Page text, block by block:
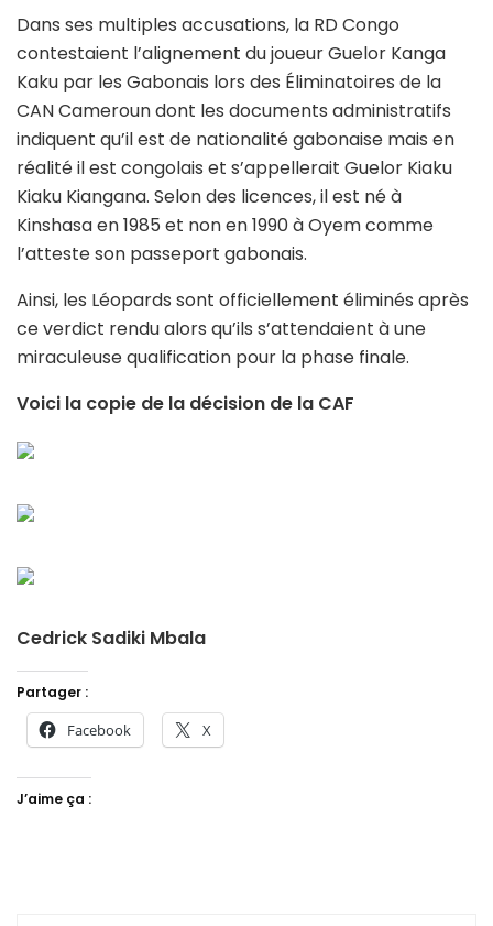
Dans ses multiples accusations, la RD Congo
contestaient l’alignement du joueur Guelor Kanga
Kaku par les Gabonais lors des Éliminatoires de la
CAN Cameroun dont les documents administratifs
indiquent qu’il est de nationalité gabonaise mais en
réalité il est congolais et s’appellerait Guelor Kiaku
Kiaku Kiangana. Selon des licences, il est né à
Kinshasa en 1985 et non en 1990 à Oyem comme
l’atteste son passeport gabonais.
Ainsi, les Léopards sont officiellement éliminés après
ce verdict rendu alors qu’ils s’attendaient à une
miraculeuse qualification pour la phase finale.
Voici la copie de la décision de la CAF
Cedrick Sadiki Mbala
Partager :
Facebook X
J’aime ça :